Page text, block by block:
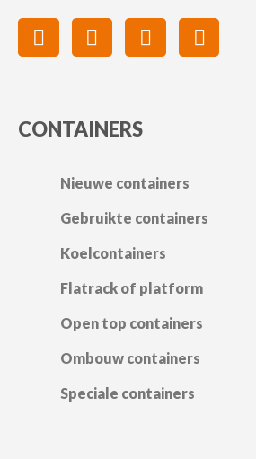
CONTAINERS
Nieuwe containers
Gebruikte containers
Koelcontainers
Flatrack of platform
Open top containers
Ombouw containers
Speciale containers